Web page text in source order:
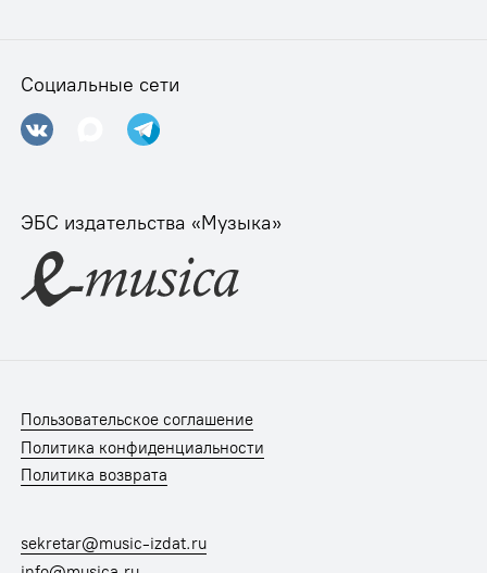
Социальные сети
ЭБС издательства «Музыка»
Пользовательское соглашение
Политика конфиденциальности
Политика возврата
sekretar@music-izdat.ru